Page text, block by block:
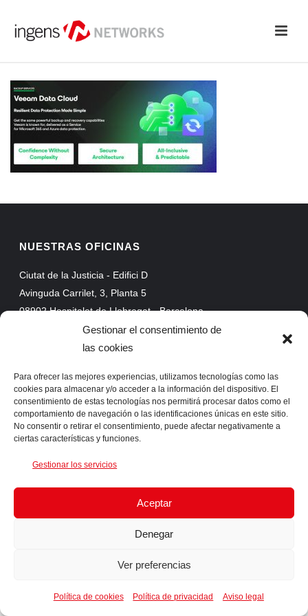
Gestionar el consentimiento de
las cookies
Para ofrecer las mejores experiencias, utilizamos tecnologías como las
cookies para almacenar y/o acceder a la información del dispositivo. El
consentimiento de estas tecnologías nos permitirá procesar datos como el
comportamiento de navegación o las identificaciones únicas en este sitio.
No consentir o retirar el consentimiento, puede afectar negativamente a
ciertas características y funciones.
Gestionar los servicios
Aceptar
Denegar
Ver preferencias
Política de cookies Política de privacidad Aviso legal
NUESTRAS OFICINAS
Ciutat de la Justicia - Edifici D
Avinguda Carrilet, 3, Planta 5
08902 Hospitalet de Llobregat - Barcelona
SSLVPN
CONTACTA CON NOSOTROS
Telf. +34 93 422 66 55 Fax. +34 93 422 61 05 info@ingens-
Copyright © 2019 Ingens Networks SL - NIF: B63386684